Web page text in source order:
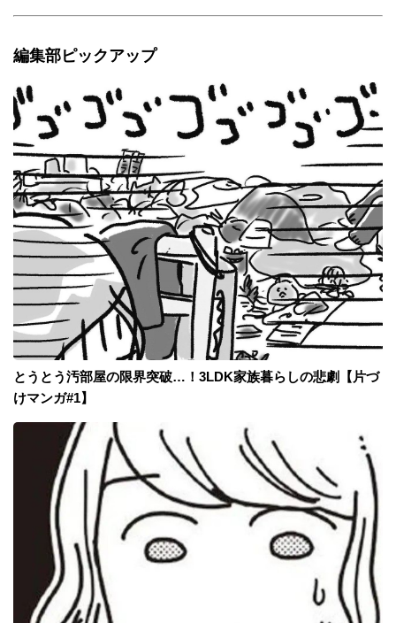
編集部ピックアップ
とうとう汚部屋の限界突破…！3LDK家族暮らしの悲劇【片づ
けマンガ#1】